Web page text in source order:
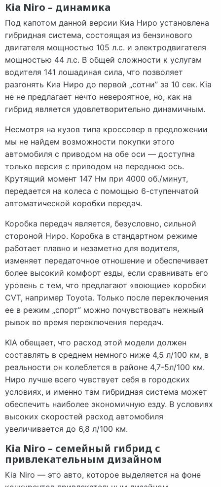
Kia Niro – динамика
Под капотом данной версии Киа Ниро установлена
гибридная система, состоящая из бензинового
двигателя мощностью 105 л.с. и электродвигателя
мощностью 44 л.с. В общей сложности к услугам
водителя 141 лошадиная сила, что позволяет
разгонять Киа Ниро до первой „сотни” за 10 сек. Kia
не не предлагает нечто невероятное, но, как на
гибрид является удовлетворительно динамичным.
Несмотря на кузов типа кроссовер в предложении
мы не найдем возможности покупки этого
автомобиля с приводом на обе оси — доступна
только версия с приводом на переднюю ось.
Крутящий момент 147 Нм при 4000 об./минут,
передается на колеса с помощью 6-ступенчатой
автоматической коробки передач.
Коробка передач является, безусловно, сильной
стороной Ниро. Коробка в стандартном режиме
работает плавно и незаметно для водителя,
изменяет передаточное отношение и обеспечивает
более высокий комфорт езды, если сравнивать его
уровень с тем, что предлагают «воющие» коробки
CVT, например Toyota. Только после переключения
ее в режим „спорт” можно почувствовать нежный
рывок во время переключения передач.
KIA обещает, что расход этой модели должен
составлять в среднем немного ниже 4,5 л/100 км, в
реальности он колеблется в районе 4,7-5л/100 км.
Ниро лучше всего чувствует себя в городских
условиях, и именно там гибридная система может
обеспечить наиболее экономичную езду. В условиях
высоких скоростей расход автомобиля
увеличивается до 6,8 л/100 км.
Kia Niro – семейный гибрид с
привлекательным дизайном
Kia Niro — это авто, которое выделяется на фоне